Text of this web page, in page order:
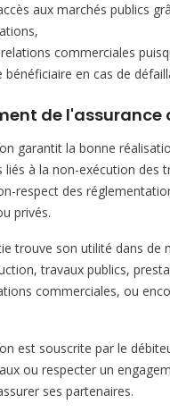
aux marchés publics
commerciales
bénéficiaire en cas de
de l'assurance
garantit la bonne
liés à la non-exécution des
respect des
privés.
trouve son utilité dans de
travaux publics,
commerciales, ou
est souscrite par le
ou respecter un
ses partenaires.